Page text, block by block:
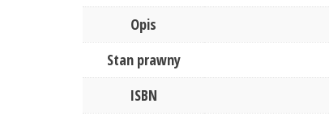
Opis
Stan prawny
ISBN